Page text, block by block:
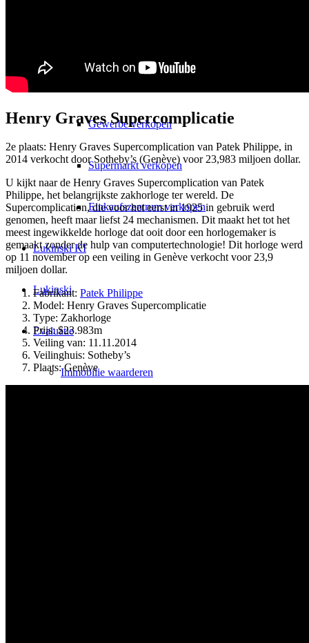
Gewerbe verkopen
Supermarkt verkopen
Einkaufszentrum verkopen
Lukinski KI
Lukinski
Evaluatie
Immobilie waarderen
Henry Graves Supercomplicatie
2e plaats: Henry Graves Supercomplication van Patek Philippe, in
2014 verkocht door Sotheby’s (Genève) voor 23,983 miljoen dollar.
U kijkt naar de Henry Graves Supercomplication van Patek
Philippe, het belangrijkste zakhorloge ter wereld. De
Supercomplication, die voor het eerst in 1925 in gebruik werd
genomen, heeft maar liefst 24 mechanismen. Dit maakt het tot het
meest ingewikkelde horloge dat ooit door een horlogemaker is
gemaakt zonder de hulp van computertechnologie! Dit horloge werd
op 11 november op een veiling in Genève verkocht voor 23,9
miljoen dollar.
Fabrikant: Patek Philippe
Model: Henry Graves Supercomplicatie
Type: Zakhorloge
Prijs: $23.983m
Veiling van: 11.11.2014
Veilinghuis: Sotheby’s
Plaats: Genève